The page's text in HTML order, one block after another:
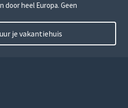
door heel Europa. Geen
je vakantiehuis